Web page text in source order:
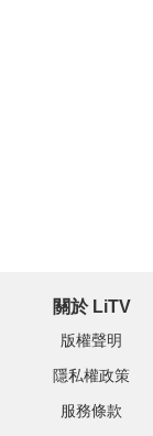
關於 LiTV
版權聲明
隱私權政策
服務條款